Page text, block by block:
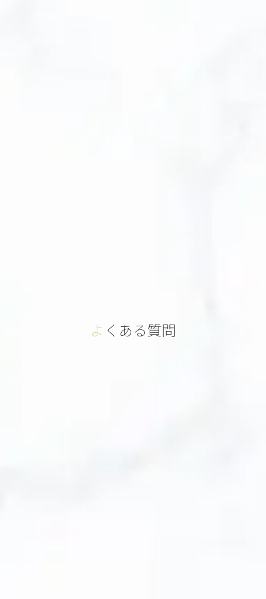
よくある質問